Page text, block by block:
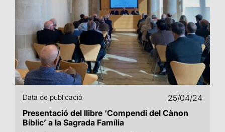
Data de publicació
25/04/24
Presentació del llibre ‘Compendi del Cànon
Bíblic’ a la Sagrada Família